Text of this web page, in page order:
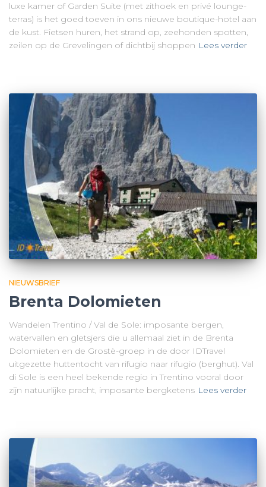
luxe kamer of Garden Suite (met zithoek en privé lounge-
terras) is het goed toeven in ons nieuwe boutique-hotel aan
de kust. Fietsen huren, het strand op, zeehonden spotten,
zeilen op de Grevelingen of dichtbij shoppen Lees verder
NIEUWSBRIEF
Brenta Dolomieten
Wandelen Trentino / Val de Sole: imposante bergen,
watervallen en gletsjers die u allemaal ziet in de Brenta
Dolomieten en de Grostè-groep in de door IDTravel
uitgezette huttentocht van rifugio naar rifugio (berghut). Val
di Sole is een heel bekende regio in Trentino vooral door
zijn natuurlijke pracht, imposante bergketens Lees verder